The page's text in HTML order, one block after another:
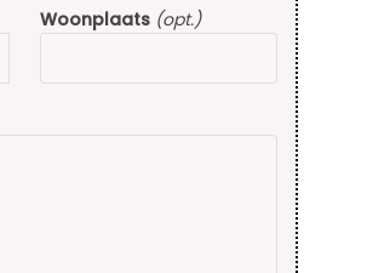
Woonplaats (opt.)